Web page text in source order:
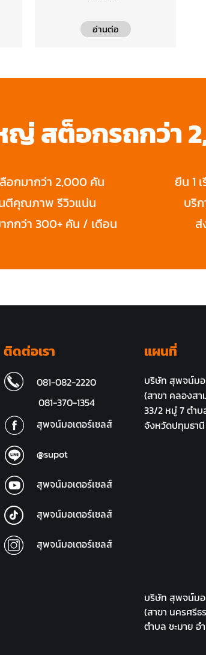
อ่านต่อ
ญ่ สต็อกรถกว่า
อกมากว่า 2,000 คัน
ตีคุณภาพ รีวิวแน่น
กกว่า 300+ คัน / เดือน
ยืน 1
บริ
ส่
ติดต่อเรา
081-082-2220
081-370-1354
สุพจน์มอเตอร์เซลส์
@supot
สุพจน์มอเตอร์เซลส์
สุพจน์มอเตอร์เซลส์
สุพจน์มอเตอร์เซลส์
แผนที่
บริษัท สุพจน์มอ
(สาขา คลองส
33/2 หมู่ 7 ตำ
จังหวัดปทุมธานี
บริษัท สุพจน์มอ
(สาขา นครศรีธ
ตำบล ชะมาย อ